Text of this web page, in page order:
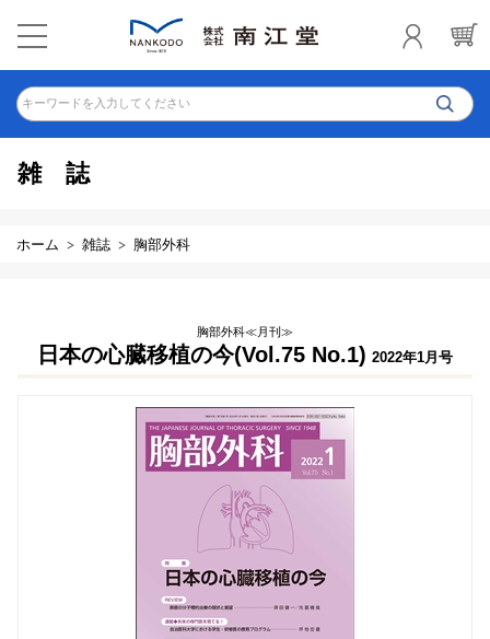
キーワードを入力してください
雑誌
ホーム 雑誌 胸部外科
胸部外科≪月刊≫
日本の心臓移植の今(Vol.75 No.1) 2022年1月号